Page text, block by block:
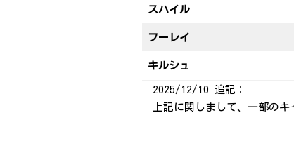
スハイル
フーレイ
キルシュ
2025/12/10 追記：
上記に関しまして、一部の